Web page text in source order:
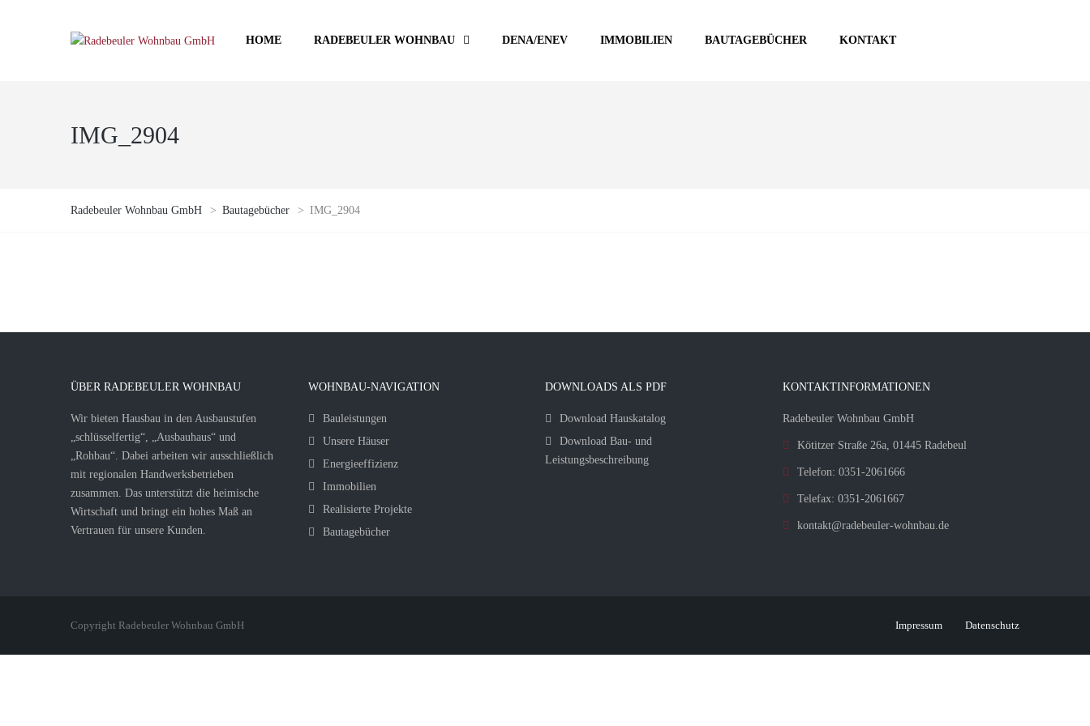
HOME RADEBEULER WOHNBAU DENA/ENEV IMMOBILIEN BAUTAGEBÜCHER KONTAKT
IMG_2904
Radebeuler Wohnbau GmbH > Bautagebücher > IMG_2904
ÜBER RADEBEULER WOHNBAU
Wir bieten Hausbau in den Ausbaustufen
„schlüsselfertig“, „Ausbauhaus“ und
„Rohbau“. Dabei arbeiten wir ausschließlich
mit regionalen Handwerksbetrieben
zusammen. Das unterstützt die heimische
Wirtschaft und bringt ein hohes Maß an
Vertrauen für unsere Kunden.
WOHNBAU-NAVIGATION
Bauleistungen
Unsere Häuser
Energieeffizienz
Immobilien
Realisierte Projekte
Bautagebücher
DOWNLOADS ALS PDF
Download Hauskatalog
Download Bau- und
Leistungsbeschreibung
KONTAKTINFORMATIONEN
Radebeuler Wohnbau GmbH
Kötitzer Straße 26a, 01445 Radebeul
Telefon: 0351-2061666
Telefax: 0351-2061667
kontakt@radebeuler-wohnbau.de
Copyright Radebeuler Wohnbau GmbH Impressum Datenschutz